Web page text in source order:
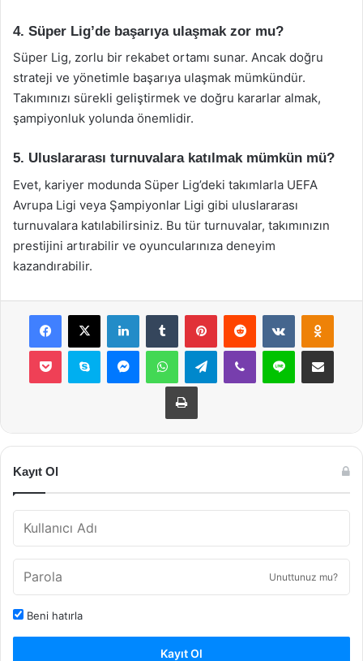
4. Süper Lig’de başarıya ulaşmak zor mu?
Süper Lig, zorlu bir rekabet ortamı sunar. Ancak doğru
strateji ve yönetimle başarıya ulaşmak mümkündür.
Takımınızı sürekli geliştirmek ve doğru kararlar almak,
şampiyonluk yolunda önemlidir.
5. Uluslararası turnuvalara katılmak mümkün mü?
Evet, kariyer modunda Süper Lig’deki takımlarla UEFA
Avrupa Ligi veya Şampiyonlar Ligi gibi uluslararası
turnuvalara katılabilirsiniz. Bu tür turnuvalar, takımınızın
prestijini artırabilir ve oyuncularınıza deneyim
kazandırabilir.
Facebook
X LinkedInTumblr PinterestReddit VKontakte
Pocket Skype MessengerWhatsAppTelegramViber Line E-Posta ile
Yazdır
Kayıt Ol
Unuttunuz mu?
Beni hatırla
Kayıt Ol